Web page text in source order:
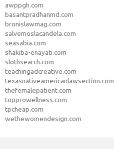
awppgh.com
basantpradhanmd.com
bronislawmag.com
salvemoslacandela.com
seasabia.com
shakiba-enayati.com
slothsearch.com
teachingadcreative.com
texasnativeamericanlawsection.com
thefemalepatient.com
topprowellness.com
tpcheap.com
wethewomendesign.com